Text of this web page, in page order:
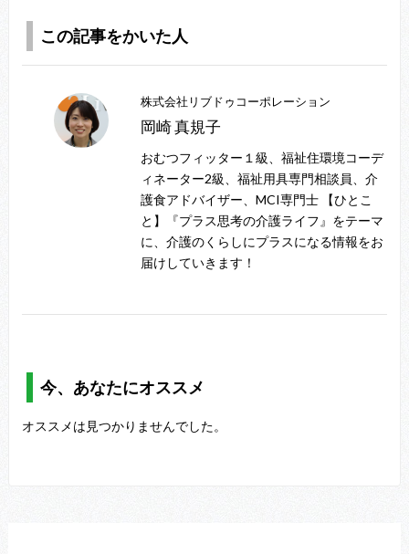
この記事をかいた人
株式会社リブドゥコーポレーション
岡崎 真規子
おむつフィッター１級、福祉住環境コーデ
ィネーター2級、福祉用具専門相談員、介
護食アドバイザー、MCI専門士 【ひとこ
と】『プラス思考の介護ライフ』をテーマ
に、介護のくらしにプラスになる情報をお
届けしていきます！
今、あなたにオススメ
オススメは見つかりませんでした。